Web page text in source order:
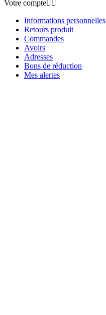
Votre compte 
Informations personnelles
Retours produit
Commandes
Avoirs
Adresses
Bons de réduction
Mes alertes